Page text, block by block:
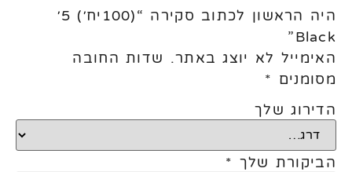
היה הראשון לכתוב סקירה “(100יח׳) 5׳
Black”
האימייל לא יוצג באתר. שדות החובה
מסומנים *
הדירוג שלך
הביקורת שלך *